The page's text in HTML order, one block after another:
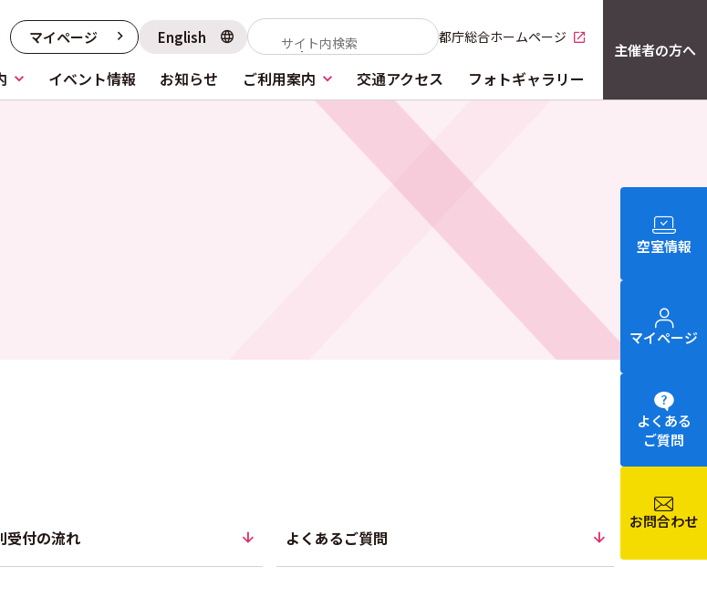
マイページ English 都庁総合ホームページ 別窓で開く
イベント情報 お知らせ ご利用案内 交通アクセス フォトギャラリー
主催者の方へ
空室情報
マイページ
よくある
ご質問
お問合わせ
受付の流れ よくあるご質問